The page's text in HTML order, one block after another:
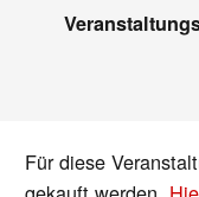
Für diese